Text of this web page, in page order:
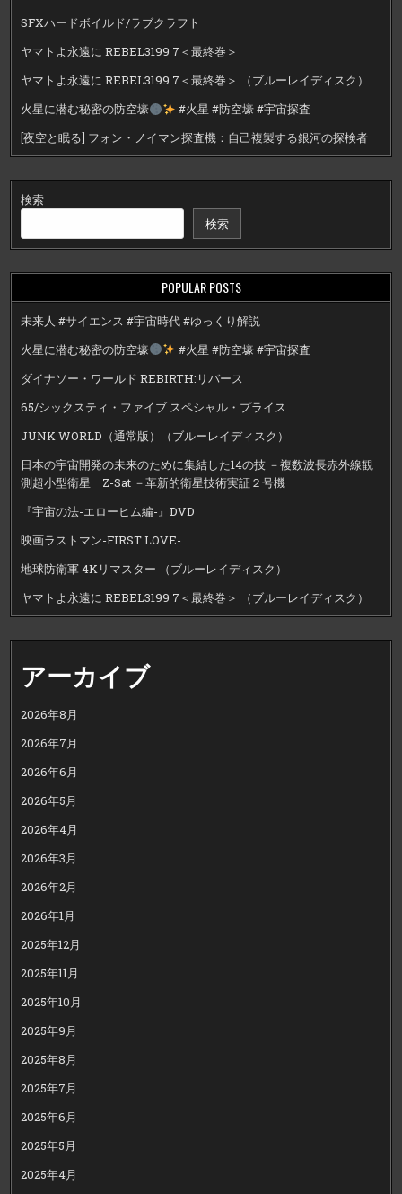
SFXハードボイルド/ラブクラフト
ヤマトよ永遠に REBEL3199 7＜最終巻＞
ヤマトよ永遠に REBEL3199 7＜最終巻＞ （ブルーレイディスク）
火星に潜む秘密の防空壕
#火星 #防空壕 #宇宙探査
[夜空と眠る] フォン・ノイマン探査機：自己複製する銀河の探検者
検索
検索
POPULAR POSTS
未来人 #サイエンス #宇宙時代 #ゆっくり解説
火星に潜む秘密の防空壕
#火星 #防空壕 #宇宙探査
ダイナソー・ワールド REBIRTH:リバース
65/シックスティ・ファイブ スペシャル・プライス
JUNK WORLD（通常版）（ブルーレイディスク）
日本の宇宙開発の未来のために集結した14の技 －複数波長赤外線観
測超小型衛星 Z-Sat －革新的衛星技術実証２号機
『宇宙の法-エローヒム編-』DVD
映画ラストマン-FIRST LOVE-
地球防衛軍 4Kリマスター （ブルーレイディスク）
ヤマトよ永遠に REBEL3199 7＜最終巻＞ （ブルーレイディスク）
アーカイブ
2026年8月
2026年7月
2026年6月
2026年5月
2026年4月
2026年3月
2026年2月
2026年1月
2025年12月
2025年11月
2025年10月
2025年9月
2025年8月
2025年7月
2025年6月
2025年5月
2025年4月